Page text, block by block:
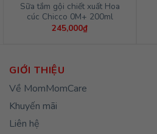
Sữa tắm gội chiết xuất Hoa
cúc Chicco 0M+ 200ml
245,000₫
GIỚI THIỆU
Về MomMomCare
Khuyến mãi
Liên hệ